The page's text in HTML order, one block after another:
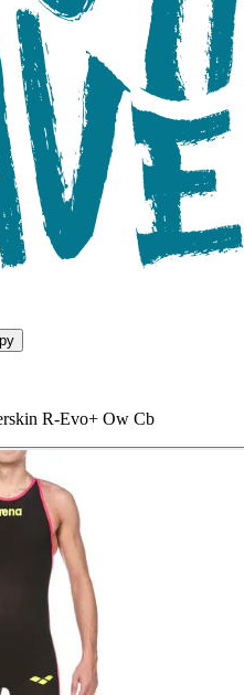
R-Evo+ Ow Cb